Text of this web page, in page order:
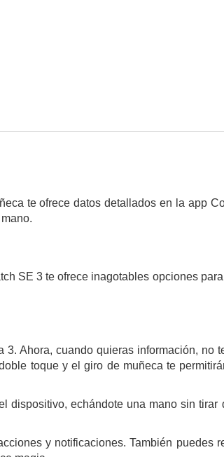
te ofrece datos detallados en la app
SE 3 te ofrece inagotables opciones
Ahora, cuando quieras información, no
toque y el giro de muñeca te
dispositivo, echándote una mano sin tirar
y notificaciones. También puedes